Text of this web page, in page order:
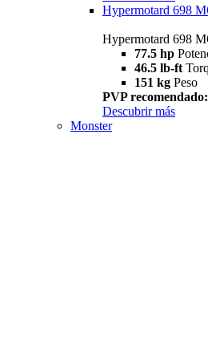
Hypermotard 698
Hypermotard 698
77.5 hp
46.5 lb-ft
151 kg Peso
PVP
Descubrir más
Monster